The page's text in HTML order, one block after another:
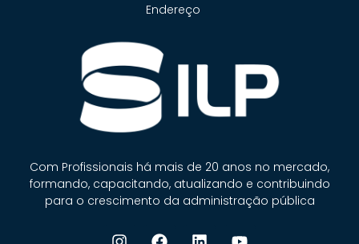
Com Profissionais há mais de 20 anos no mercado,
formando, capacitando, atualizando e contribuindo
para o crescimento da administração pública
Endereço